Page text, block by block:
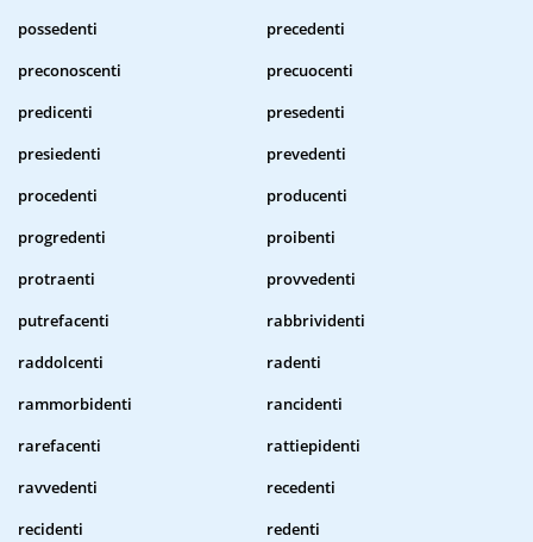
possedenti
precedenti
preconoscenti
precuocenti
predicenti
presedenti
presiedenti
prevedenti
procedenti
producenti
progredenti
proibenti
protraenti
provvedenti
putrefacenti
rabbrividenti
raddolcenti
radenti
rammorbidenti
rancidenti
rarefacenti
rattiepidenti
ravvedenti
recedenti
recidenti
redenti